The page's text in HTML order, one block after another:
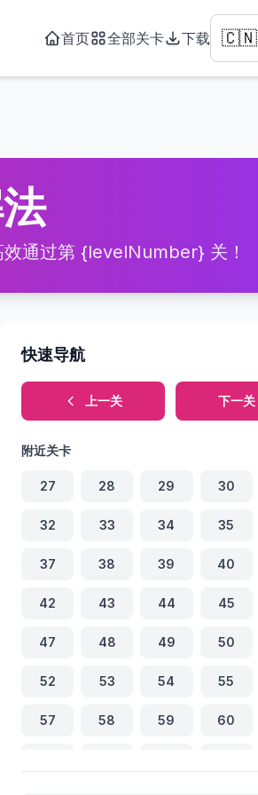
首页 全部关卡 下载 🇨🇳
通过第 {levelNumber} 关！
快速导航
上一关 下一关
附近关卡
27 28 29 30
32 33 34 35
37 38 39 40
42 43 44 45
47 48 49 50
52 53 54 55
57 58 59 60